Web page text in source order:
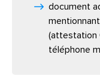
document
(attestation
téléphone